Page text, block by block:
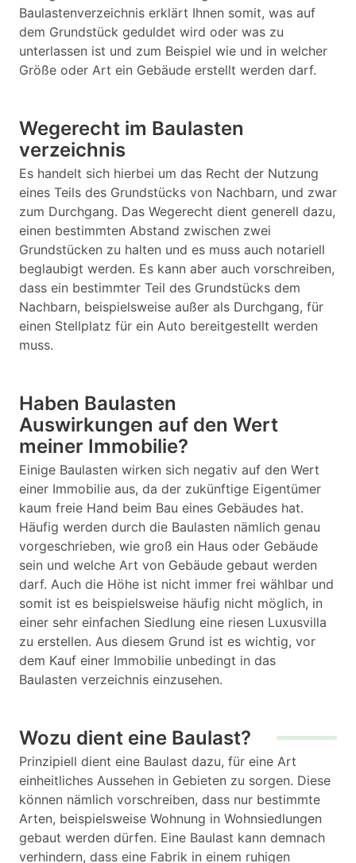
Baulastenverzeichnis erklärt Ihnen somit, was auf
dem Grundstück geduldet wird oder was zu
unterlassen ist und zum Beispiel wie und in welcher
Größe oder Art ein Gebäude erstellt werden darf.
Wegerecht im Baulasten
verzeichnis
Es handelt sich hierbei um das Recht der Nutzung
eines Teils des Grundstücks von Nachbarn, und zwar
zum Durchgang. Das Wegerecht dient generell dazu,
einen bestimmten Abstand zwischen zwei
Grundstücken zu halten und es muss auch notariell
beglaubigt werden. Es kann aber auch vorschreiben,
dass ein bestimmter Teil des Grundstücks dem
Nachbarn, beispielsweise außer als Durchgang, für
einen Stellplatz für ein Auto bereitgestellt werden
muss.
Haben Baulasten
Auswirkungen auf den Wert
meiner Immobilie?
Einige Baulasten wirken sich negativ auf den Wert
einer Immobilie aus, da der zukünftige Eigentümer
kaum freie Hand beim Bau eines Gebäudes hat.
Häufig werden durch die Baulasten nämlich genau
vorgeschrieben, wie groß ein Haus oder Gebäude
sein und welche Art von Gebäude gebaut werden
darf. Auch die Höhe ist nicht immer frei wählbar und
somit ist es beispielsweise häufig nicht möglich, in
einer sehr einfachen Siedlung eine riesen Luxusvilla
zu erstellen. Aus diesem Grund ist es wichtig, vor
dem Kauf einer Immobilie unbedingt in das
Baulasten verzeichnis einzusehen.
Wozu dient eine Baulast?
Prinzipiell dient eine Baulast dazu, für eine Art
einheitliches Aussehen in Gebieten zu sorgen. Diese
können nämlich vorschreiben, dass nur bestimmte
Arten, beispielsweise Wohnung in Wohnsiedlungen
gebaut werden dürfen. Eine Baulast kann demnach
verhindern, dass eine Fabrik in einem ruhigen